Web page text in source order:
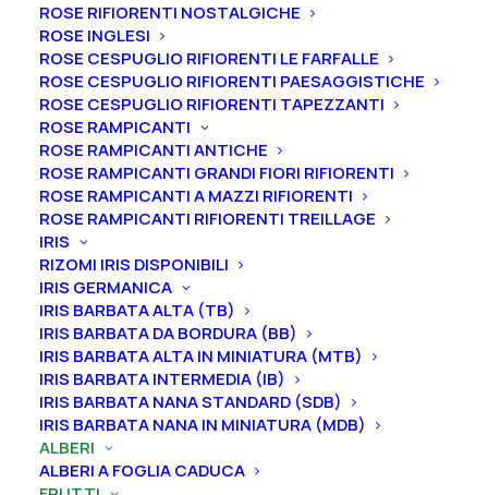
ROSE RIFIORENTI NOSTALGICHE
ROSE INGLESI
ROSE CESPUGLIO RIFIORENTI LE FARFALLE
ROSE CESPUGLIO RIFIORENTI PAESAGGISTICHE
ROSE CESPUGLIO RIFIORENTI TAPEZZANTI
ROSE RAMPICANTI
ROSE RAMPICANTI ANTICHE
ROSE RAMPICANTI GRANDI FIORI RIFIORENTI
ROSE RAMPICANTI A MAZZI RIFIORENTI
ROSE RAMPICANTI RIFIORENTI TREILLAGE
IRIS
RIZOMI IRIS DISPONIBILI
IRIS GERMANICA
IRIS BARBATA ALTA (TB)
IRIS BARBATA DA BORDURA (BB)
IRIS BARBATA ALTA IN MINIATURA (MTB)
IRIS BARBATA INTERMEDIA (IB)
IRIS BARBATA NANA STANDARD (SDB)
IRIS BARBATA NANA IN MINIATURA (MDB)
ALBERI
ALBERI A FOGLIA CADUCA
Pero “Angelica”
18,00€
Maturazione: fine Agosto
Autofertile – ma aumenta la produzione associato
alla varietà di pero “Williams”
Sapore: fondente, succosa, croccante, dolce
Buccia: sottile, gialla con sfumature di rosso
Polpa: bianco giallastra
Forma: frutto medio, piriforme, peduncolo medio
grosso
Curiosità: Antica varietà delle Marche
Dimensione vaso